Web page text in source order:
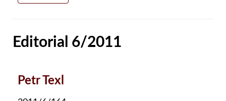
Editorial 6/2011
Petr Texl